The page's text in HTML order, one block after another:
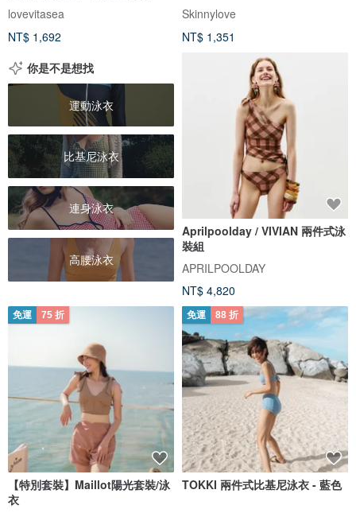
lovevitasea
NT$ 1,692
Skinnylove
NT$ 1,351
你是不是想找
運動泳衣
比基尼泳衣
連身泳衣
高腰泳衣
Aprilpoolday / VIVIAN 兩件式泳
裝組
APRILPOOLDAY
NT$ 4,820
免運 75 折
【特別套裝】Maillot陽光套裝/泳
衣
免運 88 折
TOKKI 兩件式比基尼泳衣 - 藍色